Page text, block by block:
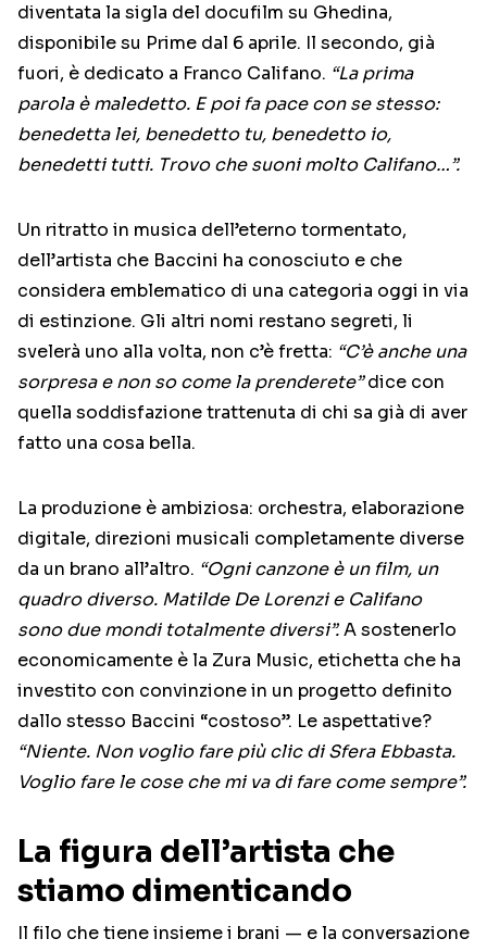
diventata la sigla del docufilm su Ghedina,
disponibile su Prime dal 6 aprile. Il secondo, già
fuori, è dedicato a Franco Califano. “La prima
parola è maledetto. E poi fa pace con se stesso:
benedetta lei, benedetto tu, benedetto io,
benedetti tutti. Trovo che suoni molto Califano…”.
Un ritratto in musica dell’eterno tormentato,
dell’artista che Baccini ha conosciuto e che
considera emblematico di una categoria oggi in via
di estinzione. Gli altri nomi restano segreti, li
svelerà uno alla volta, non c’è fretta: “C’è anche una
sorpresa e non so come la prenderete”dice con
quella soddisfazione trattenuta di chi sa già di aver
fatto una cosa bella.
La produzione è ambiziosa: orchestra, elaborazione
digitale, direzioni musicali completamente diverse
da un brano all’altro. “Ogni canzone è un film, un
quadro diverso. Matilde De Lorenzi e Califano
sono due mondi totalmente diversi”.A sostenerlo
economicamente è la Zura Music, etichetta che ha
investito con convinzione in un progetto definito
dallo stesso Baccini “costoso”. Le aspettative?
“Niente. Non voglio fare più clic di Sfera Ebbasta.
Voglio fare le cose che mi va di fare come sempre”.
La figura dell’artista che
stiamo dimenticando
Il filo che tiene insieme i brani — e la conversazione